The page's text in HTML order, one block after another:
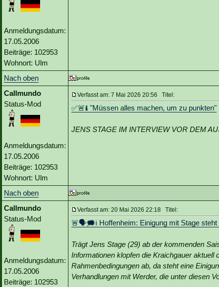
Anmeldungsdatum:
17.05.2006
Beiträge: 102953
Wohnort: Ulm
Nach oben
Callmundo
Status-Mod
Anmeldungsdatum:
17.05.2006
Beiträge: 102953
Wohnort: Ulm
Verfasst am: 7 Mai 2026 20:56 Titel:
✅🚨ℹ️ "Müssen alles machen, um zu punkten"
JENS STAGE IM INTERVIEW VOR DEM
Nach oben
Callmundo
Status-Mod
Anmeldungsdatum:
17.05.2006
Beiträge: 102953
Verfasst am: 20 Mai 2026 22:18 Titel:
🚨🗣🗯️ℹ️ Hoffenheim: Einigung mit Stage steht
Trägt Jens Stage (29) ab der kommenden
Informationen klopfen die Kraichgauer
Rahmenbedingungen ab, da steht eine
Verhandlungen mit Werder, die unter diesen